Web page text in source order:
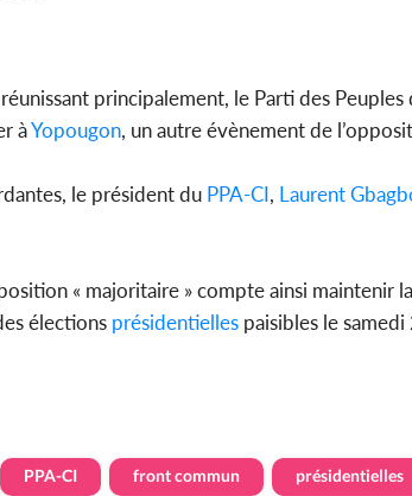
principalement, le Parti des Peuples
àYopougon, un autre évènement de
le président du PPA-CI, Laurent
« majoritaire » compte ainsi maintenir
élections présidentielles paisibles le
PPA-CI front commun présidentielles